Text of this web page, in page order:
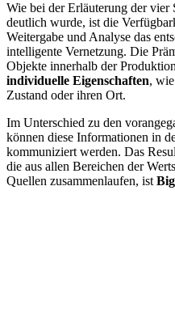
Wie bei der Erläuterung der vier
deutlich wurde, ist die
Weitergabe und Analyse das
intelligente Vernetzung. Die
Objekte innerhalb der
individuelle Eigenschaften,
Zustand oder ihren Ort.
Im Unterschied zu den
können diese Informationen in
kommuniziert werden. Das
die aus allen Bereichen der
Quellen zusammenlaufen, ist